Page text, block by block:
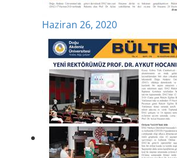
Haziran 26, 2020